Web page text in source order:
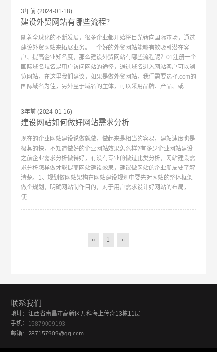
3年前(2024-01-18)
建设外贸网站有哪些流程？
随着全球化的不断发展，很多企业都开始将目光转向国际市场，通过
建设外贸网站来拓展业务。一个好的外贸网站能够有效吸引潜在客
户、提高企业知名度，那么建设外贸网站有哪些流程呢？01注册一个
国际域名域名是用户访问网站的途径，通过域名进入网站客户可以浏
览网站，在这里我们建议，如果是做外贸网站，我们需要选择.com的
国际域名为佳，另外至于域名的主体，可以采用品牌、产品、或...
3年前(2024-01-16)
建设网站如何做好网站需求分析
现在的企业网站建设说做就做，做起来是相当的容易，建站速度也是
极其的快，不知道做好的企业网站效果怎么样?有多少企业网站建设
之前企业需求分析做得好，有没有专业的做过此类分析，网站建设需
求分析怎样做才能提高网站建设效果，建议做网站的企业朋友要了解
清楚。1、规划做网站架构在网站建设规划中要先对网站的整体框架
做个规划，明确网站制作目的，对于用户需求设计好网站的布局，
使...
‹‹ 1 ››
联系我们
地址：江西省南昌市高新区万科海上传奇13栋11层
手机： 15879009193
邮箱：287157909@qq.com